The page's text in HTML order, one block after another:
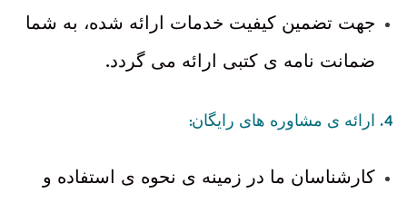
جهت تضمین کیفیت خدمات ارائه شده، به شما
ضمانت نامه ی کتبی ارائه می گردد.
4. ارائه ی مشاوره های رایگان:
کارشناسان ما در زمینه ی نحوه ی استفاده و